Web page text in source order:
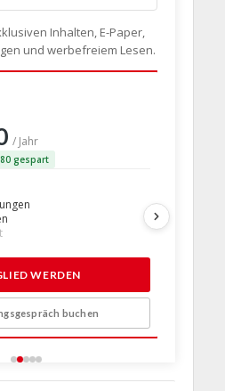
Inhalten, E-Paper,
und werbefreiem Lesen.
/ Jahr
gespart
WERDEN
buchen